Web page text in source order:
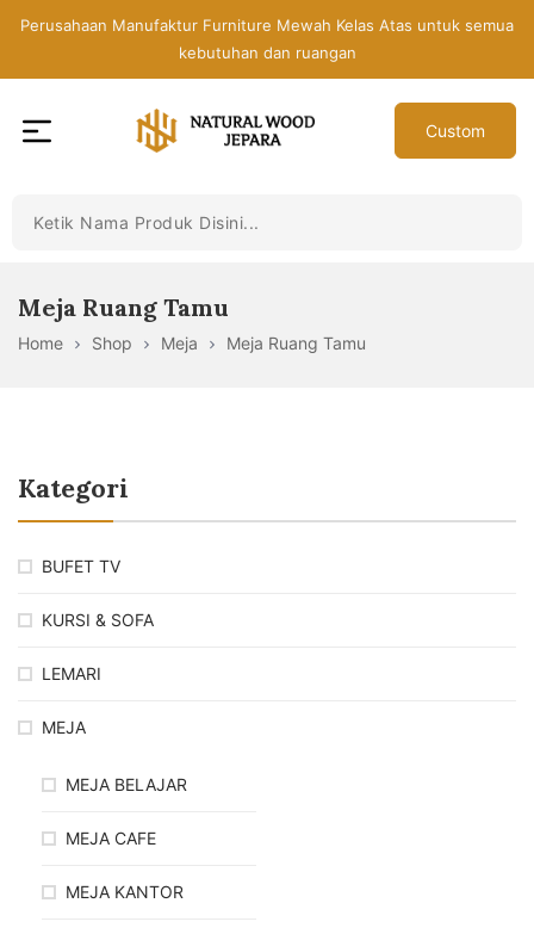
Perusahaan Manufaktur Furniture Mewah Kelas Atas untuk semua
kebutuhan dan ruangan
Jepara
Furniture
Jati
Custom
Meja Ruang Tamu
Home Shop Meja Meja Ruang Tamu
Kategori
BUFET TV
KURSI & SOFA
LEMARI
MEJA
MEJA BELAJAR
MEJA CAFE
MEJA KANTOR